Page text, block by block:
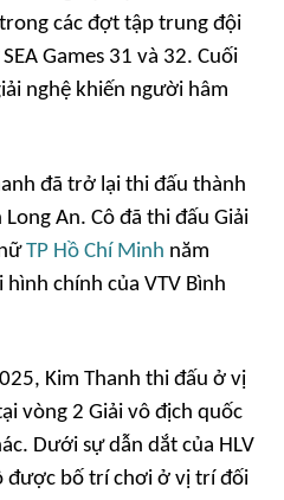
các đợt tập trung đội
Games 31 và 32. Cuối
nghệ khiến người hâm
đã trở lại thi đấu thành
An. Cô đã thi đấu Giải
TP Hồ Chí Minh năm
chính của VTV Bình
Kim Thanh thi đấu ở vị
vòng 2 Giải vô địch quốc
Dưới sự dẫn dắt của HLV
được bố trí chơi ở vị trí đối